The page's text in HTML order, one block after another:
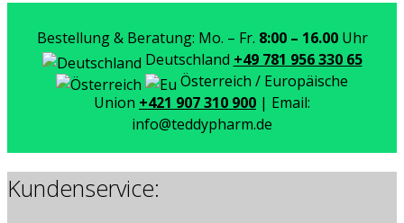
Bestellung & Beratung: Mo. – Fr. 8:00 – 16.00Uhr
Deutschland +49 781 956 330 65
Österreich / Europäische
Union +421 907 310 900 | Email:
info@teddypharm.de
Kundenservice: